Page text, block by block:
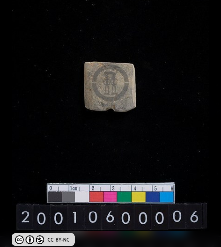
創用CC姓名標示-非商業性 3.0 台灣及其後版本(CC BY-NC 3.0 TW